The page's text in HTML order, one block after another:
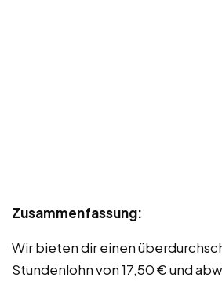
Zusammenfassung:
Wir bieten dir einen
Stundenlohn von 17,50 € und